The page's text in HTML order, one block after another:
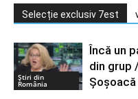
Selecție exclusiv 7est
Știri din
România
Încă un
din grup
Șoșoacă